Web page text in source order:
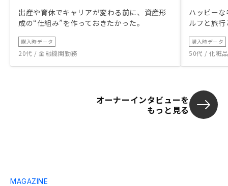
出産や育休でキャリアが変わる前に、資産形
成の“仕組み”を作っておきたかった。
購入時データ
20代 / 金融機関勤務
ハッピー
ルフと旅
購入時データ
50代 / 化粧
オーナーインタビューを
もっと見る
MAGAZINE